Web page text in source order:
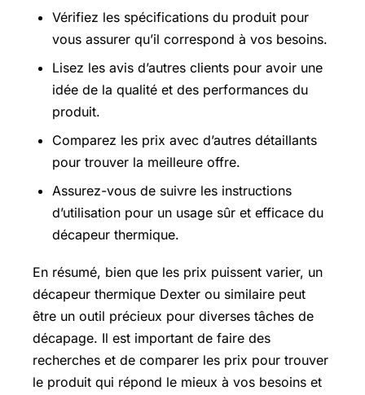
Vérifiez les spécifications du produit pour
vous assurer qu’il correspond à vos besoins.
Lisez les avis d’autres clients pour avoir une
idée de la qualité et des performances du
produit.
Comparez les prix avec d’autres détaillants
pour trouver la meilleure offre.
Assurez-vous de suivre les instructions
d’utilisation pour un usage sûr et efficace du
décapeur thermique.
En résumé, bien que les prix puissent varier, un
décapeur thermique Dexter ou similaire peut
être un outil précieux pour diverses tâches de
décapage. Il est important de faire des
recherches et de comparer les prix pour trouver
le produit qui répond le mieux à vos besoins et